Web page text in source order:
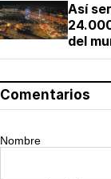
Así
del
Comentarios
Nombre